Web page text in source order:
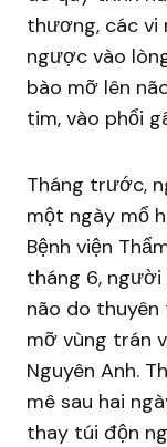
thương, các vi
ngược vào
bào mỡ lên
tim, vào phổi
Tháng trước,
một ngày mổ
Bệnh viện
tháng 6, người
não do
mỡ vùng trán
Nguyên Anh.
mê sau hai
thay túi độn